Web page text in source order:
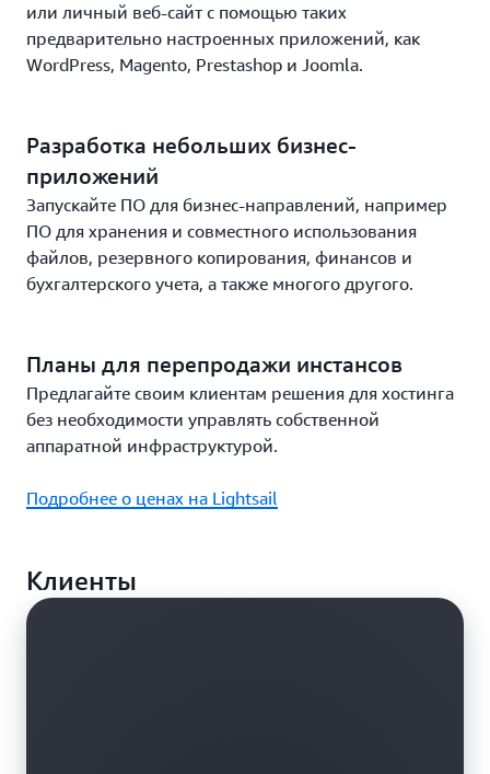
или личный веб-сайт с помощью таких
предварительно настроенных приложений, как
WordPress, Magento, Prestashop и Joomla.
Разработка небольших бизнес-
приложений
Запускайте ПО для бизнес-направлений, например
ПО для хранения и совместного использования
файлов, резервного копирования, финансов и
бухгалтерского учета, а также многого другого.
Планы для перепродажи инстансов
Предлагайте своим клиентам решения для хостинга
без необходимости управлять собственной
аппаратной инфраструктурой.
Подробнее о ценах на Lightsail
Клиенты